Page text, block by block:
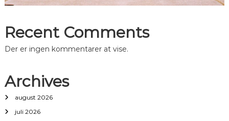
Recent Comments
Der er ingen kommentarer at vise.
Archives
august 2026
juli 2026